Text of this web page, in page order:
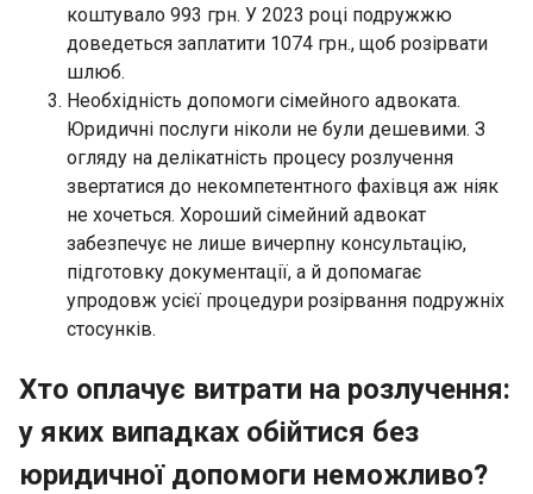
коштувало 993 грн. У 2023 році подружжю
доведеться заплатити 1074 грн., щоб розірвати
шлюб.
Необхідність допомоги сімейного адвоката.
Юридичні послуги ніколи не були дешевими. З
огляду на делікатність процесу розлучення
звертатися до некомпетентного фахівця аж ніяк
не хочеться. Хороший сімейний адвокат
забезпечує не лише вичерпну консультацію,
підготовку документації, а й допомагає
упродовж усієї процедури розірвання подружніх
стосунків.
Хто оплачує витрати на розлучення:
у яких випадках обійтися без
юридичної допомоги неможливо?